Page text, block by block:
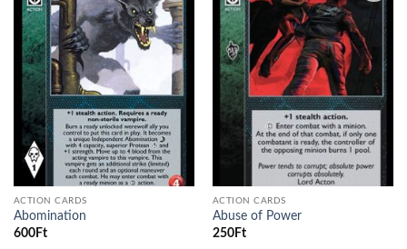
Add to
wishlist
ACTION CARDS
Abomination
600Ft
Add to
wishlist
ACTION CARDS
Abuse of Power
250Ft